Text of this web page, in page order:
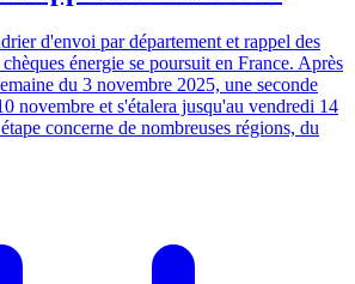
d'envoi par département et rappel des
énergie se poursuit en France. Après
du 3 novembre 2025, une seconde
novembre et s'étalera jusqu'au vendredi 14
concerne de nombreuses régions, du